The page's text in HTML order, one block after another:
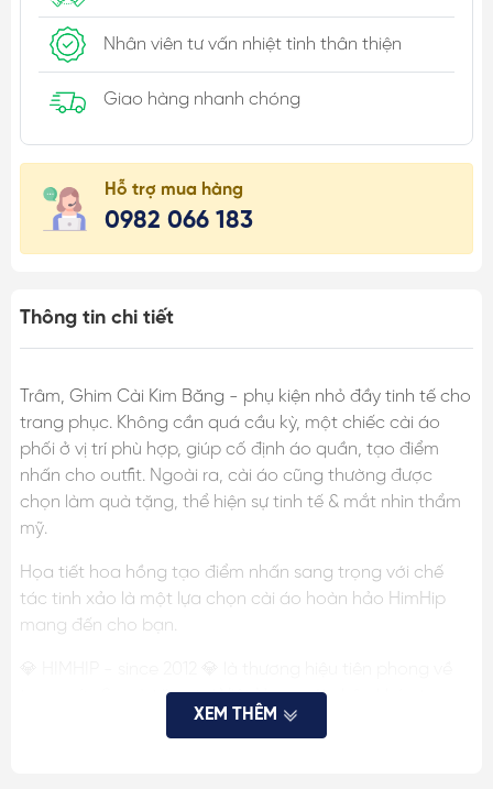
Nhân viên tư vấn nhiệt tình thân thiện
Giao hàng nhanh chóng
Hỗ trợ mua hàng
0982 066 183
Thông tin chi tiết
Trâm, Ghim Cài Kim Băng - phụ kiện nhỏ đầy tinh tế cho
trang phục. Không cần quá cầu kỳ, một chiếc cài áo
phối ở vị trí phù hợp, giúp cố định áo quần, tạo điểm
nhấn cho outfit. Ngoài ra, cài áo cũng thường được
chọn làm quà tặng, thể hiện sự tinh tế & mắt nhìn thẩm
mỹ.
Họa tiết hoa hồng tạo điểm nhấn sang trọng với chế
tác tinh xảo là một lựa chọn cài áo hoàn hảo HimHip
mang đến cho bạn.
trang sức & quà tặng tại Việt Nam, với phân khúc trung
cấp & cao cấp, mang tiêu chí chất lượng trên từng chi
XEM THÊM